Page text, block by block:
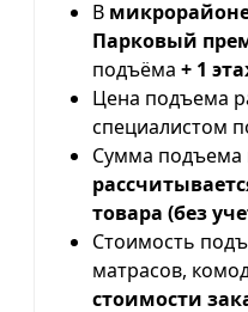
В
Парковый
подъёма + 1
Цена подъема
специалистом
Сумма подъема
товара (без
Стоимость
матрасов,
стоимости